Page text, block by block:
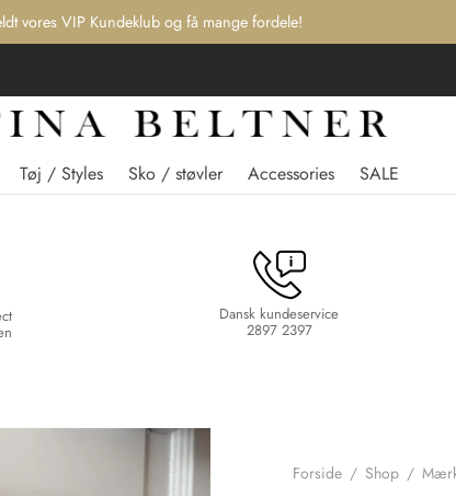
vores VIP Kundeklub og få mange fordele!
Tøj / Styles Sko / støvler Accessories SALE
Dansk kundeservice
2897 2397
Forside / Shop /